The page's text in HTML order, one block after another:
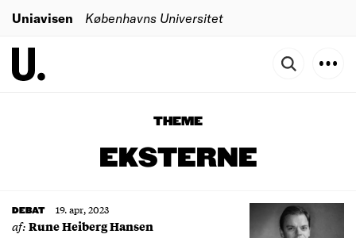
Uniavisen Københavns Universitet
THEME
EKSTERNE
DEBAT 19. apr, 2023
af:Rune Heiberg Hansen